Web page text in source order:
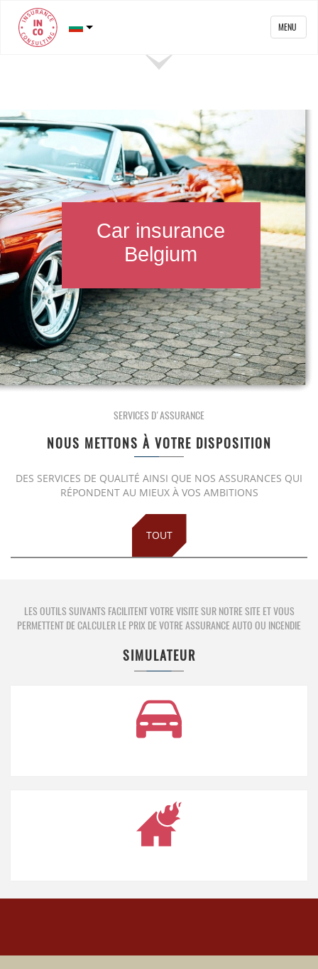
MENU
Car insurance
Belgium
SERVICES D'ASSURANCE
NOUS METTONS À VOTRE DISPOSITION
DES SERVICES DE QUALITÉ AINSI QUE NOS ASSURANCES QUI
RÉPONDENT AU MIEUX À VOS AMBITIONS
TOUT
LES OUTILS SUIVANTS FACILITENT VOTRE VISITE SUR NOTRE SITE ET VOUS
PERMETTENT DE CALCULER LE PRIX DE VOTRE ASSURANCE AUTO OU INCENDIE
SIMULATEUR
PRUSZYNSKA-SIENKO Iwona Barbara
BALAN Gabriel